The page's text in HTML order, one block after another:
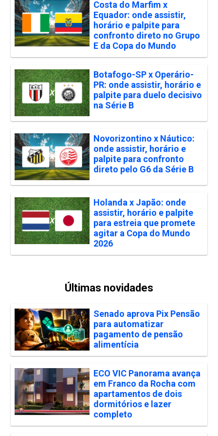
Costa do Marfim x
Equador: onde assistir,
horário e palpite para
confronto direto no Grupo
E da Copa do Mundo
Botafogo-SP x Operário-
PR: onde assistir, horário e
palpite para duelo decisivo
na Série B
Novorizontino x Náutico:
onde assistir, horário e
palpite para confronto
direto pelo G6 da Série B
Holanda x Japão: onde
assistir, horário e palpite
para estreia que promete
agitar a Copa do Mundo
2026
Últimas novidades
Senado aprova Pix Pensão
para automatizar
pagamento de pensão
alimentícia
ECO VIC Panorama avança
em Franco da Rocha com
apartamentos de dois
dormitórios e lazer
completo